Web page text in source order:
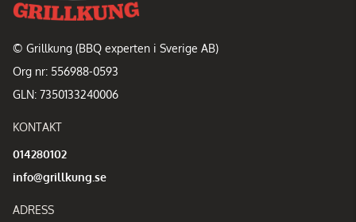
© Grillkung (BBQ experten i Sverige AB)
Org nr: 556988-0593
GLN: 7350133240006
KONTAKT
014280102
info@grillkung.se
ADRESS